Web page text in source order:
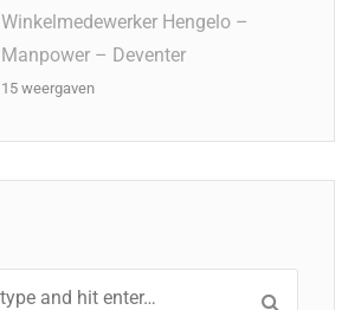
Winkelmedewerker Hengelo –
Manpower – Deventer
15 weergaven